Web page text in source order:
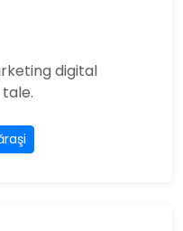
digital